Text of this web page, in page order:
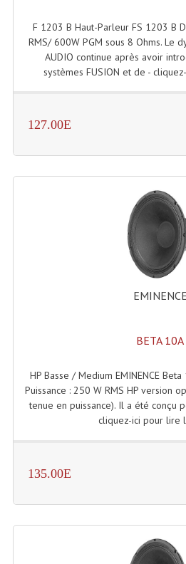
F 1203 B Haut-Parleur FS 1203 B
RMS/ 600W PGM sous 8 Ohms. Le
AUDIO continue après avoir
systèmes FUSION et de -
127.00E
EMINENCE
BETA 10A
HP Basse / Medium EMINENCE
Puissance : 250 W RMS HP version
tenue en puissance). Il a été conçu
cliquez-ici pour lire
135.00E